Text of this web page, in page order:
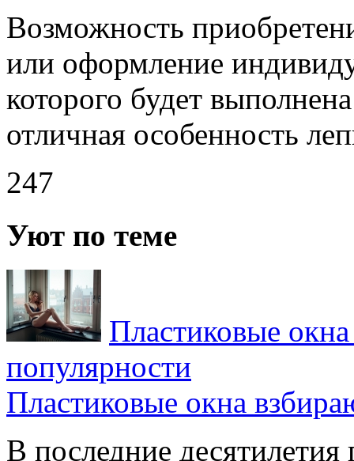
Возможность
или оформление
которого будет
отличная особенность
247
Уют по теме
Пластиковые
популярности
Пластиковые окна
В последние десятилетия